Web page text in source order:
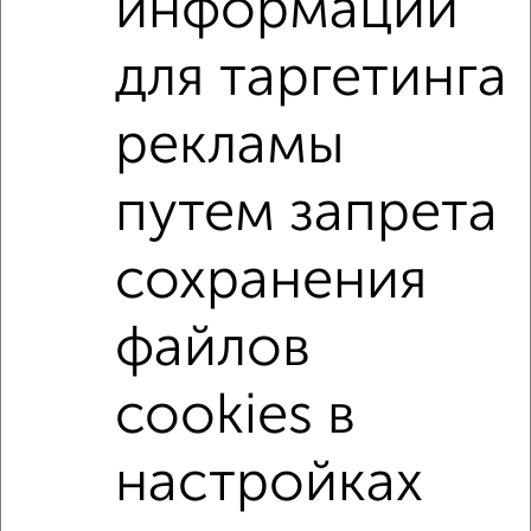
Агентство, 03.08.2026
2-к квартиры
Северный район
не последний этаж с балконом
в панельном доме
с раздельным санузлом площадью до 70 м²
↑ НАВЕРХ К МЕНЮ
информации
для таргетинга
рекламы
путем запрета
сохранения
файлов
cookies в
настройках